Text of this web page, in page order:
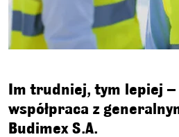
Im trudniej, tym lepiej –
współpraca z
Budimex S.A.